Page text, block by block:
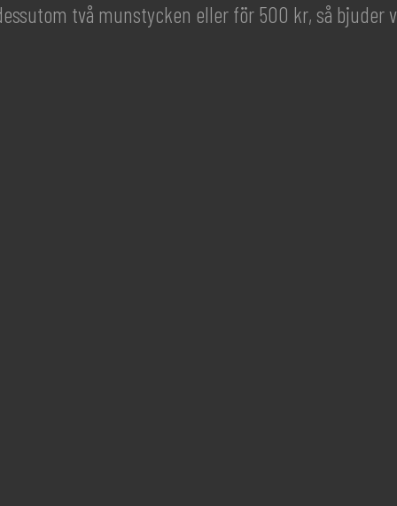
två munstycken eller för 500 kr, så bjuder